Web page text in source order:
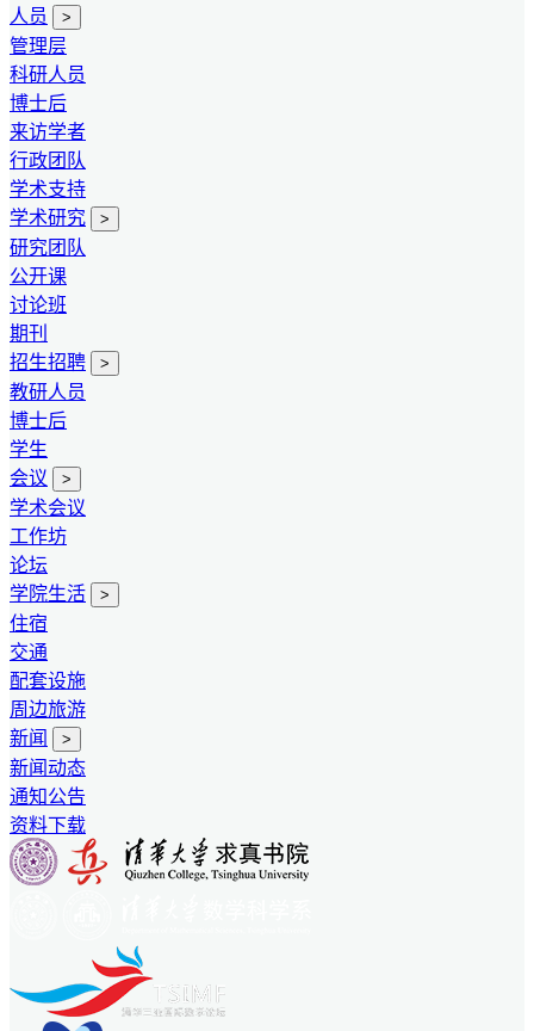
人员
>
管理层
科研人员
博士后
来访学者
行政团队
学术支持
学术研究
>
研究团队
公开课
讨论班
期刊
招生招聘
>
教研人员
博士后
学生
会议
>
学术会议
工作坊
论坛
学院生活
>
住宿
交通
配套设施
周边旅游
新闻
>
新闻动态
通知公告
资料下载